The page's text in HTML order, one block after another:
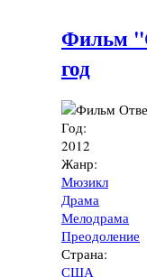
Фильм
год
Год:
2012
Жанр:
Мюзикл
Драма
Мелодрама
Преодоление
Страна:
США